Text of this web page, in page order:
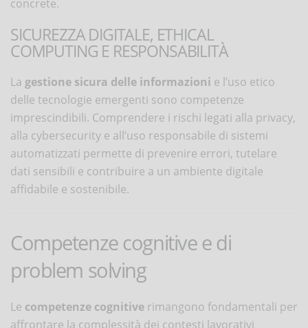
concrete.
SICUREZZA DIGITALE, ETHICAL
COMPUTING E RESPONSABILITÀ
La gestione sicura delle informazioni e l’uso etico
delle tecnologie emergenti sono competenze
imprescindibili. Comprendere i rischi legati alla privacy,
alla cybersecurity e all’uso responsabile di sistemi
automatizzati permette di prevenire errori, tutelare
dati sensibili e contribuire a un ambiente digitale
affidabile e sostenibile.
Competenze cognitive e di
problem solving
Le competenze cognitive rimangono fondamentali per
affrontare la complessità dei contesti lavorativi